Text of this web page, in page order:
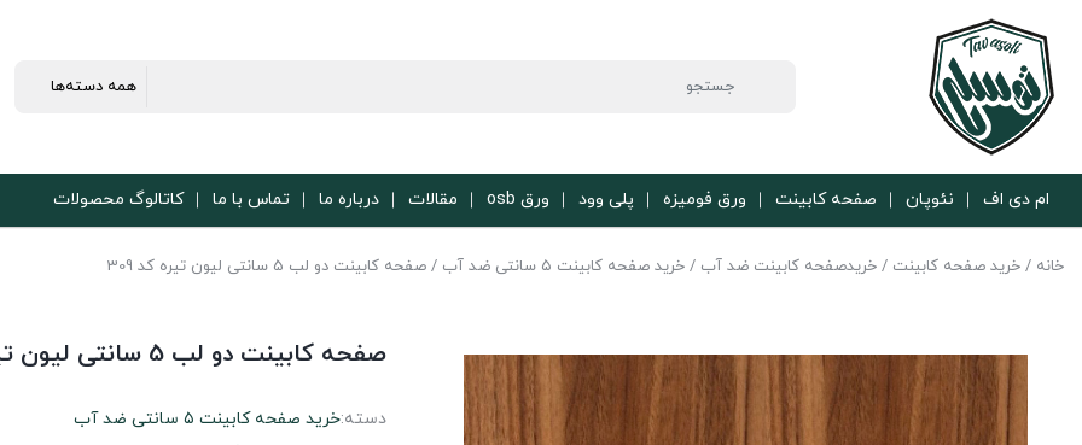
ام دی اف نئوپان صفحه کابینت ورق فومیزه پلی وود ورق osb مقالات درباره ما تماس با ما کاتالوگ محصولات
خانه / خرید صفحه کابینت / خریدصفحه کابینت ضد آب / خرید صفحه کابینت ۵ سانتی ضد آب / صفحه کابینت دو لب 5 سانتی لیون تیره کد 309
صفحه کابینت دو لب 5 سانتی لیون تیره کد 309
دسته:خرید صفحه کابینت ۵ سانتی ضد آب